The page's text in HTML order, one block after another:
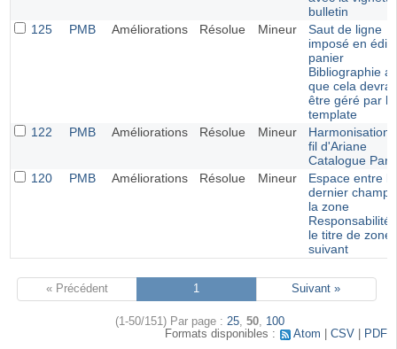
bulletin
125
PMB Améliorations Résolue Mineur
Saut de ligne
imposé en
panier
Bibliographie
que cela devrait
être géré par le
template
122
PMB Améliorations Résolue Mineur
Harmonisation
fil d'Ariane
Catalogue
120
PMB Améliorations Résolue Mineur
Espace entre le
dernier champ
la zone
Responsabilité
le titre de zone
suivant
« Précédent 1 Suivant »
(1-50/151) Par page : 25, 50, 100
Formats disponibles :
Atom CSV PDF